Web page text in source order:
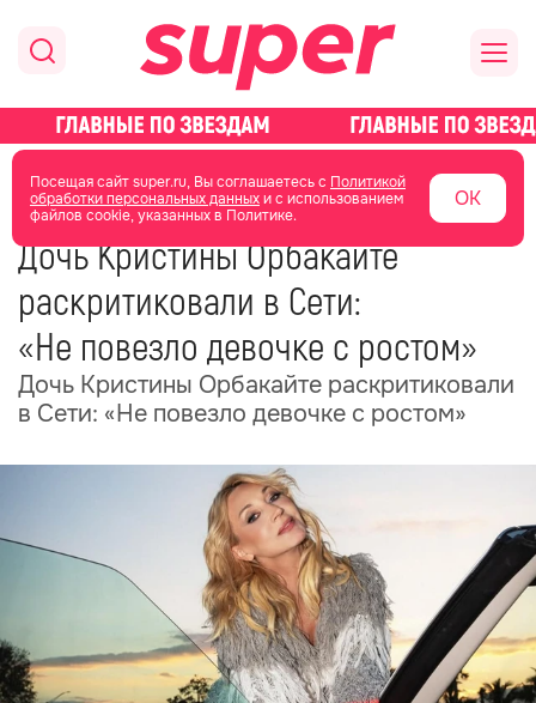
Посещая сайт super.ru, Вы соглашаетесь с Политикой
обработки персональных данныхи с использованием
файлов cookie, указанных в Политике.
ОК
главная новости о звездах новости
24 июня 14:24
Дочь Кристины Орбакайте
раскритиковали в Сети:
«Не повезло девочке с ростом»
Дочь Кристины Орбакайте раскритиковали
в Сети: «Не повезло девочке с ростом»